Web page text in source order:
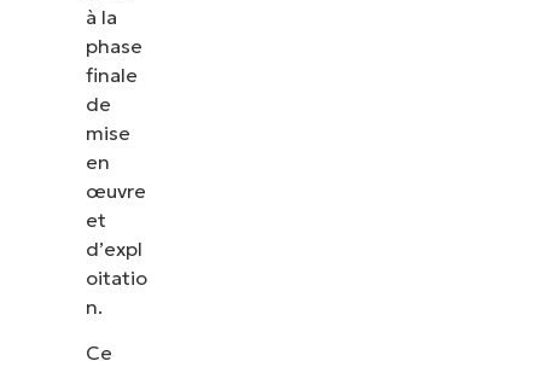
à la
phase
finale
de
mise
en
œuvre
et
d’expl
oitatio
n.
Ce